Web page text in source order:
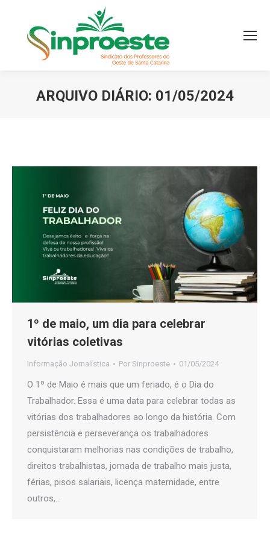
ARQUIVO DIÁRIO: 01/05/2024
1º de maio, um dia para celebrar
vitórias coletivas
Informação Jornalística Por Sinproeste 01/05/2024
O 1º de Maio é mais que um feriado, é o Dia do
Trabalhador. Essa é uma data para celebrar todas as
vitórias dos trabalhadores ao longo da história. Com
persistência e perseverança os trabalhadores
conquistaram melhorias nas condições de trabalho,
direitos trabalhistas, jornada de trabalho mais justa,
férias, pisos salariais, licença maternidade, entre
outros,…